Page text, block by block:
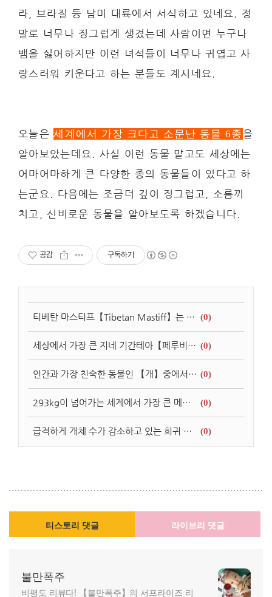
라, 브라질 등 남미 대륙에서 서식하고 있네요. 정
말로 너무나 징그럽게 생겼는데 사람이면 누구나
뱀을 싫어하지만 이런 녀석들이 너무나 귀엽고 사
랑스러워 키운다고 하는 분들도 계시네요.
오늘은세계에서 가장 크다고 소문난 동물 6종을
알아보았는데요. 사실 이런 동물 말고도 세상에는
어마어마하게 큰 다양한 종의 동물들이 있다고 하
는군요. 다음에는 조금더 깊이 징그럽고, 소름끼
치고, 신비로운 동물을 알아보도록 하겠습니다.
공감 구독하기
티베탄 마스티프【Tibetan Mastiff】는 세계에서 가장 비싼 개 중에서 하나 입니다. (0)
세상에서 가장 큰 지네 기간테아【페루비안 자이언트 센티페드】에 대해 알아보자! (0)
인간과 가장 친숙한 동물인 【개】중에서도 세상에서 가장 작은 개【9cm】 (0)
293kg이 넘어가는 세계에서 가장 큰 메기와 여러 나라에서 포획되는 세상에서 가장 큰 물고기를 소개 (0)
급격하게 개체 수가 감소하고 있는 희귀 멸종 위기 동물들… (0)
티스토리 댓글 라이브리 댓글
불만폭주
비평도 리뷰다! 【불만폭주】의 서프라이즈 리